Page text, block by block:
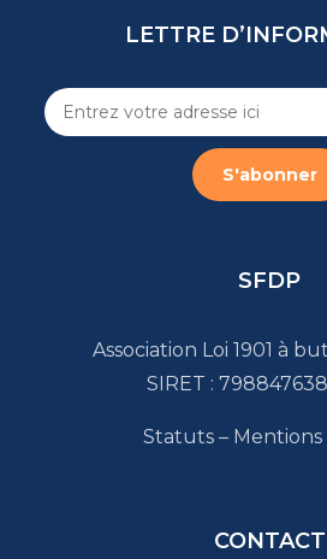
LETTRE
SFDP
Association Loi 1901 à
SIRET :
Statuts – Mentions
CONTACT